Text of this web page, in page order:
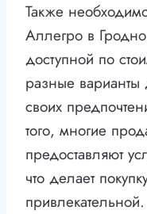
Также
Аллегро в
доступной по
разные варианты
своих
того, многие
предоставляют
что делает
привлекательной.